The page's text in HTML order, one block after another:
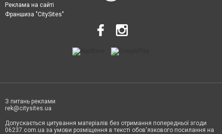
Реклама на сайті
Франшиза "CitySites"
З питань реклами
rek@citysites.ua
Допускається цитування матеріалів без отримання попередньої згоди
06237.com.ua за умови розміщення в тексті обов'язкового посилання на